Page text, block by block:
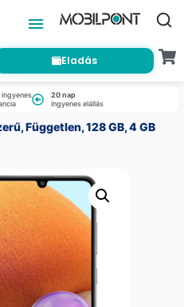
Eladás
ingyenes
20 nap
ingyenes elállás
Független, 128 GB, 4 GB